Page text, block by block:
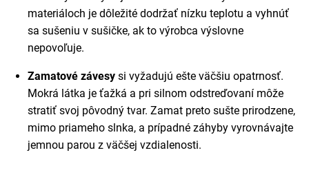
materiáloch je dôležité dodržať nízku teplotu a vyhnúť
sa sušeniu v sušičke, ak to výrobca výslovne
nepovoľuje.
Zamatové závesy si vyžadujú ešte väčšiu opatrnosť.
Mokrá látka je ťažká a pri silnom odstreďovaní môže
stratiť svoj pôvodný tvar. Zamat preto sušte prirodzene,
mimo priameho slnka, a prípadné záhyby vyrovnávajte
jemnou parou z väčšej vzdialenosti.